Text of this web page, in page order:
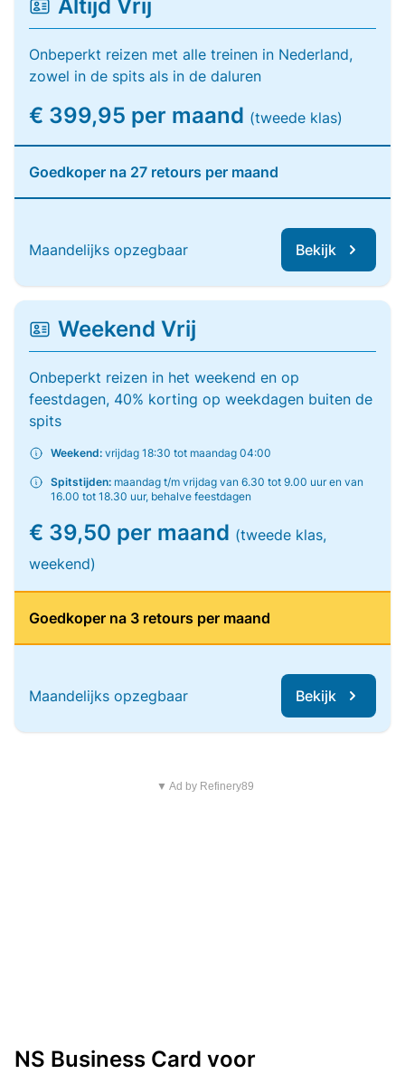
Altijd Vrij
Onbeperkt reizen met alle treinen in Nederland,
zowel in de spits als in de daluren
€ 399,95 per maand (tweede klas)
Goedkoper na 27 retours per maand
Maandelijks opzegbaar Bekijk
Weekend Vrij
Onbeperkt reizen in het weekend en op
feestdagen, 40% korting op weekdagen buiten de
spits
Weekend: vrijdag 18:30 tot maandag 04:00
Spitstijden: maandag t/m vrijdag van 6.30 tot 9.00 uur en van
16.00 tot 18.30 uur, behalve feestdagen
€ 39,50 per maand (tweede klas,
weekend)
Goedkoper na 3 retours per maand
Maandelijks opzegbaar Bekijk
▼ Ad by Refinery89
NS Business Card voor